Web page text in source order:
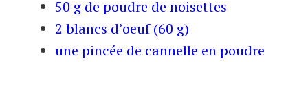
50 g de poudre de noisettes
2 blancs d’oeuf (60 g)
une pincée de cannelle en poudre